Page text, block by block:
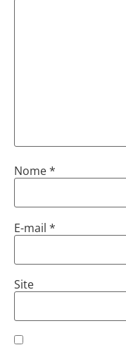
Nome*
E-mail *
Site